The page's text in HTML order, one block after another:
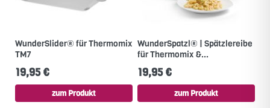
WunderSlider® für Thermomix
TM7
19,95 €
zum Produkt
WunderSpatzl® | Spätzlereibe
für Thermomix &...
19,95 €
zum Produkt